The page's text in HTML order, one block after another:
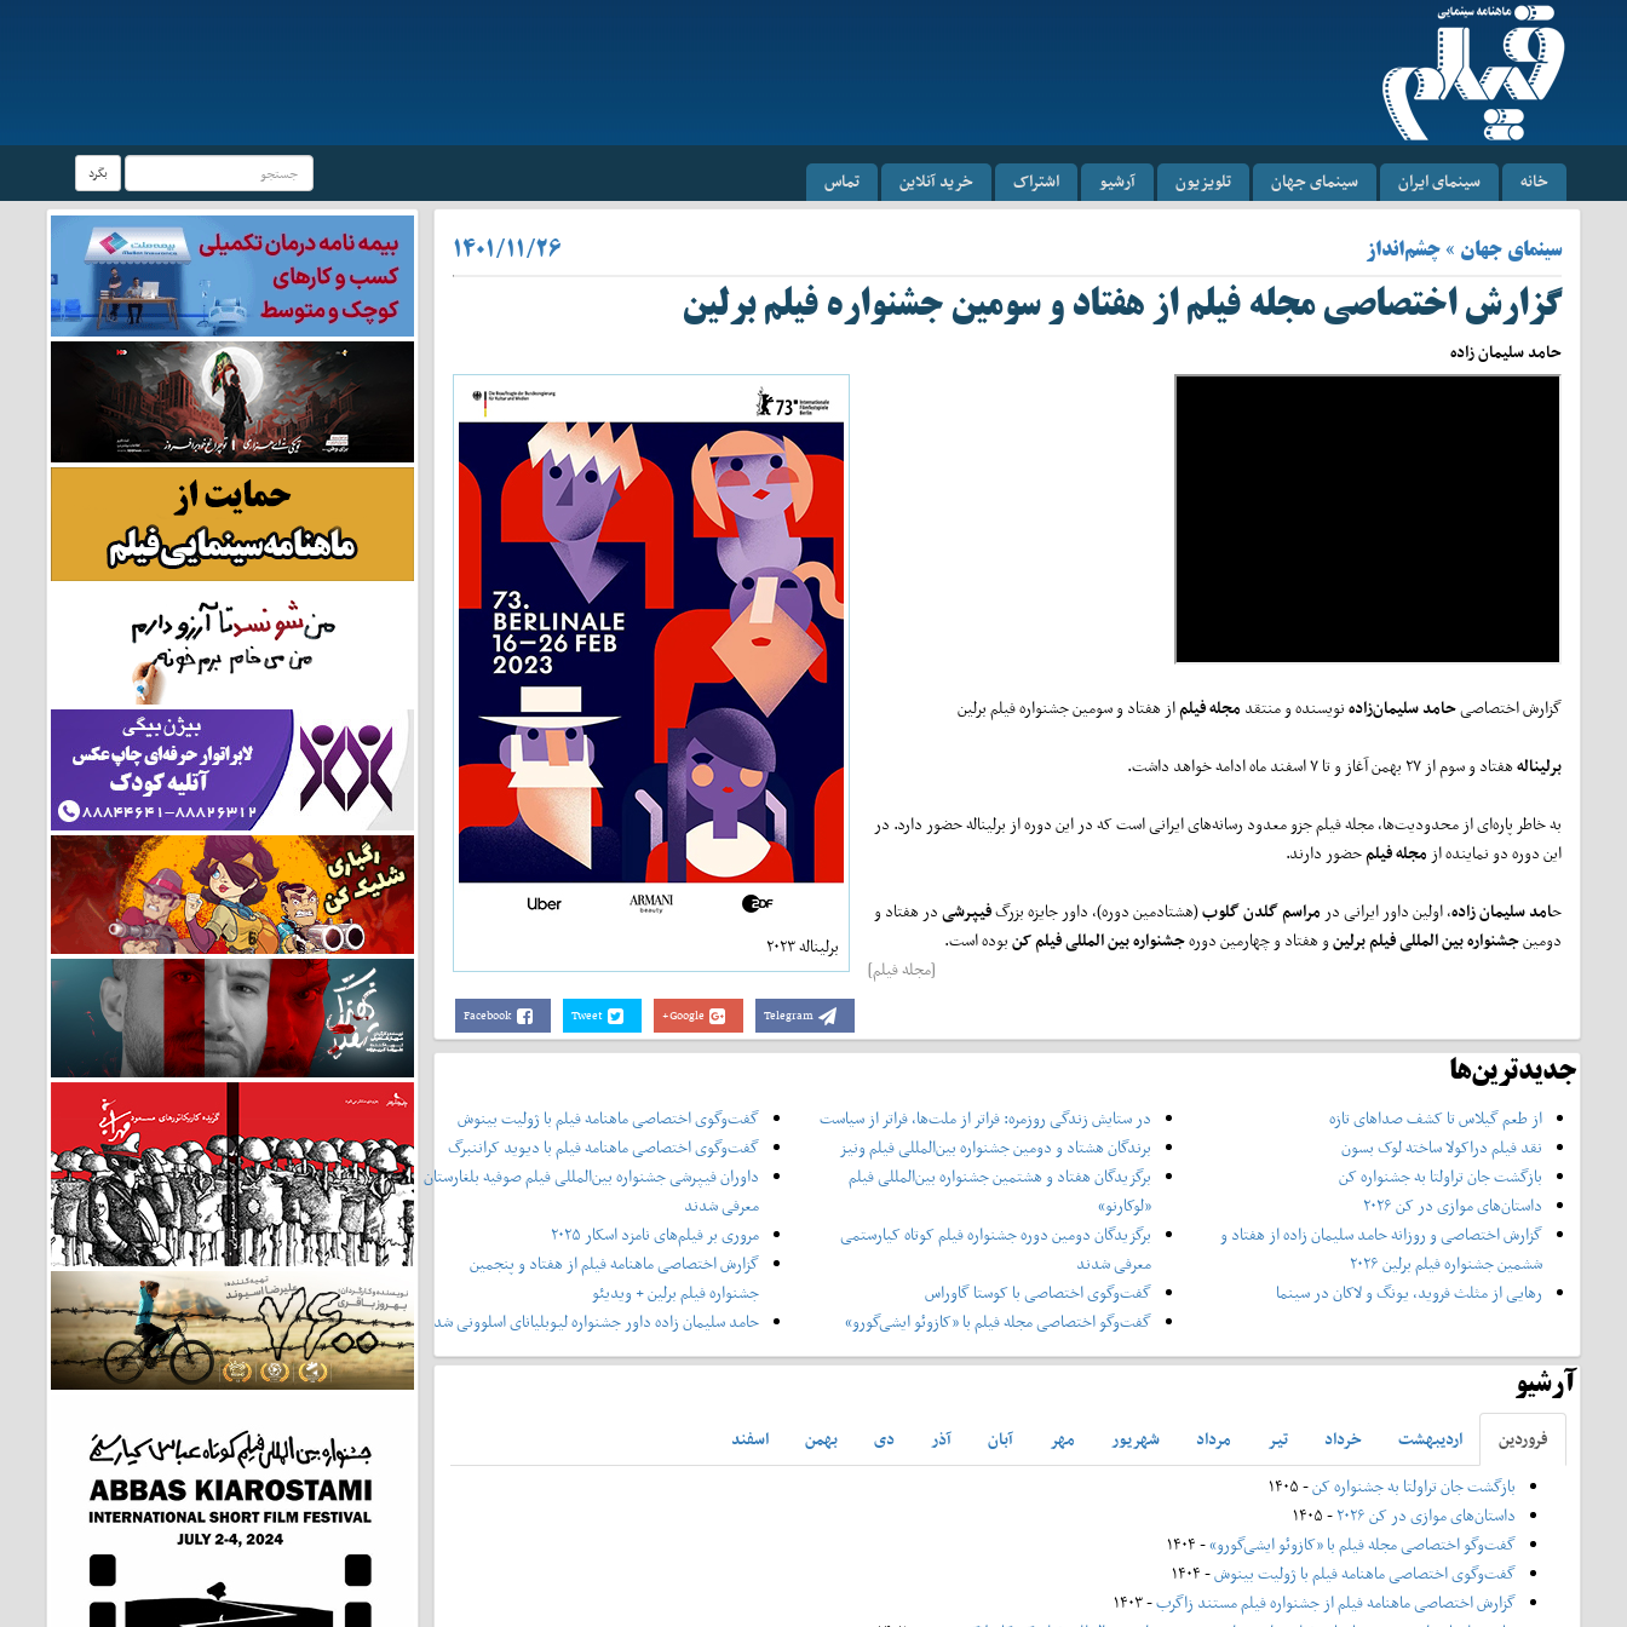
خانه سینمای ایران سینمای جهان تلویزیون آرشیو اشتراک خرید آنلاین تماس بگرد
سینمای جهان » چشم‌انداز ۱۴۰۱/۱۱/۲۶
گزارش اختصاصی مجله فیلم از هفتاد و سومین جشنواره فیلم برلین
حامد سلیمان زاده
برلیناله ۲۰۲۳
گزارش اختصاصیحامد سلیمان‌زادهنویسنده و منتقد مجله فیلماز هفتاد و سومین جشنواره فیلم برلین
برلینالههفتاد و سوم از ۲۷ بهمن آغاز و تا ۷ اسفند ماه ادامه خواهد داشت.
به خاطر پاره‌ای از محدودیت‌ها، مجله فیلم جزو معدود رسانه‌های ایرانی است که در این دوره از برلیناله حضور دارد. در
این دوره دو نماینده از مجله فیلمحضور دارند.
حامد سلیمان زاده، اولین داور ایرانی در مراسم گلدن گلوب(هشتادمین دوره)، داور جایزه بزرگفیپرشیدر هفتاد و
دومینجشنواره بین المللی فیلم برلینو هفتاد و چهارمین دورهجشنواره بین المللی فیلم کنبوده است.
[مجله فیلم]
Facebook Tweet Google+ Telegram
جدیدترین‌ها
از طعم گیلاس تا کشف صداهای تازه
نقد فیلم دراکولا ساخته لوک بسون
بازگشت جان تراولتا به جشنواره کن
داستان‌های موازی در کن ۲۰۲۶
گزارش اختصاصی و روزانه حامد سلیمان زاده از هفتاد و‌
ششمین جشنواره فیلم برلین ۲۰۲۶
رهایی از مثلث فروید، یونگ و لاکان در سینما
در ستایش زندگی روزمره: فراتر از ملت‌ها، فراتر از سیاست
برندگان هشتاد و دومین جشنواره بین‌المللی فیلم ونیز
برگزیدگان هفتاد و هشتمین جشنواره بین‌المللی فیلم
«لوکارنو»
برگزیدگان دومین دوره جشنواره فیلم کوتاه کیارستمی
معرفی شدند
گفت‌وگوی اختصاصی با کوستا گاوراس
گفت‌وگو اختصاصی مجله فیلم با «کازوئو ایشی‌گورو»
گفت‌وگوی اختصاصی ماهنامه فیلم با ژولیت بینوش
گفت‌وگوی اختصاصی ماهنامه فیلم با دیوید کراننبرگ
داوران فیپرشی جشنواره بین‌المللی فیلم صوفیه بلغارستان
معرفی شدند
مروری بر فیلم‌های نامزد اسکار ۲۰۲۵
گزارش اختصاصی ماهنامه فیلم از هفتاد و پنجمین
جشنواره فیلم برلین + ویدیئو
حامد سلیمان زاده داور جشنواره لیوبلیانای اسلوونی شد
آرشیو
فروردين ارديبهشت خرداد تير مرداد شهريور مهر آبان آذر دی بهمن
اسفند
بازگشت جان تراولتا به جشنواره کن- ۱۴۰۵
داستان‌های موازی در کن ۲۰۲۶
- ۱۴۰۵
گفت‌وگو اختصاصی مجله فیلم با «کازوئو ایشی‌گورو»- ۱۴۰۴
گفت‌وگوی اختصاصی ماهنامه فیلم با ژولیت بینوش- ۱۴۰۴
گزارش اختصاصی ماهنامه فیلم از جشنواره فیلم مستند زاگرب- ۱۴۰۳